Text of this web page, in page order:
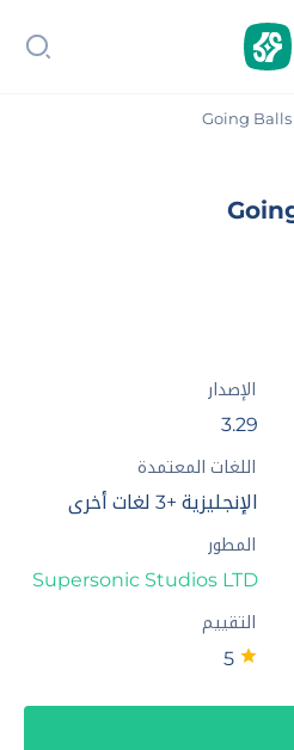
Going Balls
الإصدار
3.29
اللغات المعتمدة
الإنجليزية +3 لغات أخرى
المطور
Supersonic Studios LTD‏
التقييم